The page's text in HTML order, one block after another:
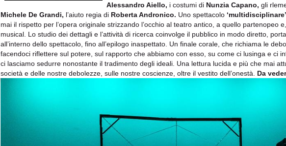
Alessandro Aiello, i costumi di Nunzia Capano, gli
Michele De Grandi, l’aiuto regia di Roberta Andronico. Uno spettacolo
mai il rispetto per l’opera originale strizzando l’occhio al teatro antico, a quello partenopeo
musical. Lo studio dei dettagli e l’attività di ricerca coinvolge il pubblico in modo diretto,
all’interno dello spettacolo, fino all’epilogo inaspettato. Un finale corale, che richiama le
facendoci riflettere sul potere, sul rapporto che abbiamo con esso, su come ci lusinga e ci
ci lasciamo sedurre nonostante il tradimento degli ideali. Una lettura lucida e più che mai
società e delle nostre debolezze, sulle nostre coscienze, oltre il vestito dell’onestà. Da